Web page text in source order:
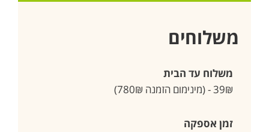
משלוחים
משלוח עד הבית
39₪ - (מינימום הזמנה 780₪)
זמן אספקה